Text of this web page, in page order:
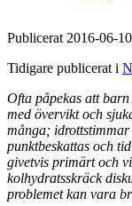
Publicerat 2016-06-10
Tidigare publicerat i
Ofta påpekas att
med övervikt och
många;
punktbeskattas och
givetvis primärt och
kolhydratsskräck
problemet kan vara